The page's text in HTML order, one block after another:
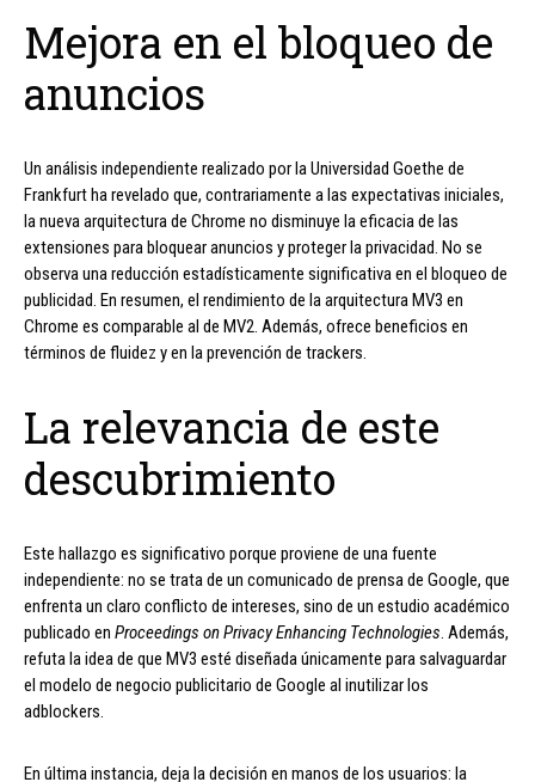
Mejora en el bloqueo de
anuncios
Un análisis independiente realizado por la Universidad Goethe de
Frankfurt ha revelado que, contrariamente a las expectativas iniciales,
la nueva arquitectura de Chrome no disminuye la eficacia de las
extensiones para bloquear anuncios y proteger la privacidad. No se
observa una reducción estadísticamente significativa en el bloqueo de
publicidad. En resumen, el rendimiento de la arquitectura MV3 en
Chrome es comparable al de MV2. Además, ofrece beneficios en
términos de fluidez y en la prevención de trackers.
La relevancia de este
descubrimiento
Este hallazgo es significativo porque proviene de una fuente
independiente: no se trata de un comunicado de prensa de Google, que
enfrenta un claro conflicto de intereses, sino de un estudio académico
publicado en Proceedings on Privacy Enhancing Technologies. Además,
refuta la idea de que MV3 esté diseñada únicamente para salvaguardar
el modelo de negocio publicitario de Google al inutilizar los
adblockers.
En última instancia, deja la decisión en manos de los usuarios: la